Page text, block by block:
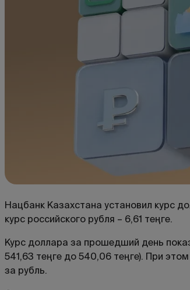
Нацбанк Казахстана установил курс
курс российского рубля – 6,61 теңге.
Курс доллара за прошедший день
541,63 теңге до 540,06 теңге). При
за рубль.